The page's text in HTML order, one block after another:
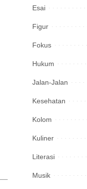
Esai
Figur
Fokus
Hukum
Jalan-Jalan
Kesehatan
Kolom
Kuliner
Literasi
Musik